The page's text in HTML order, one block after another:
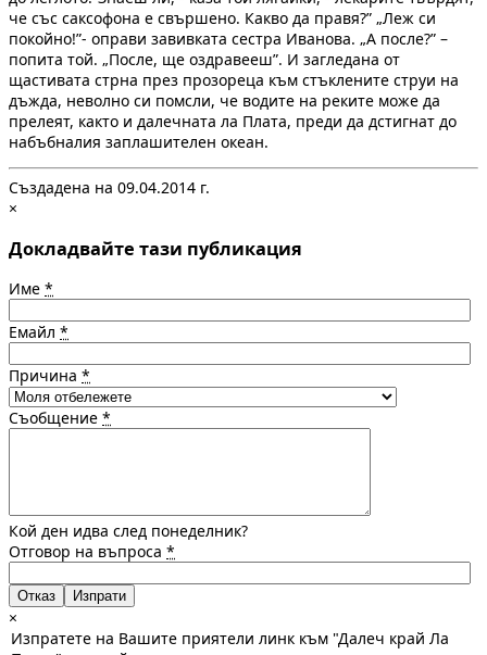
че със саксофона е свършено. Какво да правя?” „Леж си
покойно!”- оправи завивката сестра Иванова. „А после?” –
попита той. „После, ще оздравееш”. И загледана от
щастивата стрна през прозореца към стъклените струи на
дъжда, неволно си помсли, че водите на реките може да
прелеят, както и далечната ла Плата, преди да дстигнат до
набъбналия заплашителен океан.
Създадена на 09.04.2014 г.
×
Докладвайте тази публикация
Име *
Емайл *
Причина *
Съобщение *
Кой ден идва след понеделник?
Отговор на въпроса *
Отказ
×
Изпратете на Вашите приятели линк към "Далеч край Ла